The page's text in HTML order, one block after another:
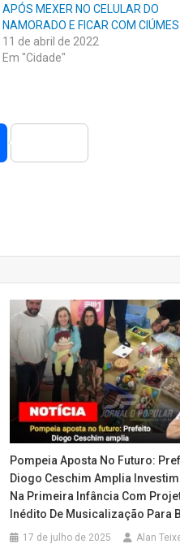
APÓS MEXER NO CELULAR DO
NAMORADO E FICAR COM CIÚMES
11 de abril de 2022
Em "Cidade"
Share
Pompeia Aposta No Futuro:
Diogo Ceschim Amplia
Na Primeira Infância Com
Inédito De Musicalização Para
17 de julho de 2025 Alan